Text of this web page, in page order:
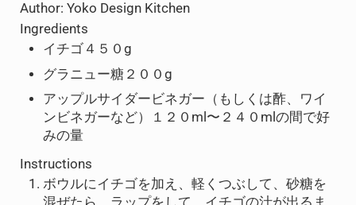
Author: Yoko Design Kitchen
Ingredients
イチゴ４５０g
グラニュー糖２００g
アップルサイダービネガー（もしくは酢、ワイ
ンビネガーなど）１２０ml〜２４０mlの間で好
みの量
Instructions
ボウルにイチゴを加え、軽くつぶして、砂糖を